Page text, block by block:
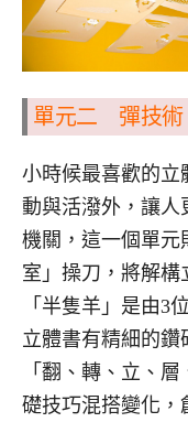
單元二 彈技術
小時候最喜歡的立
動與活潑外，讓人
機關，這一個單元
室」操刀，將解構
「半隻羊」是由3
立體書有精細的鑽
「翻、轉、立、
礎技巧混搭變化，